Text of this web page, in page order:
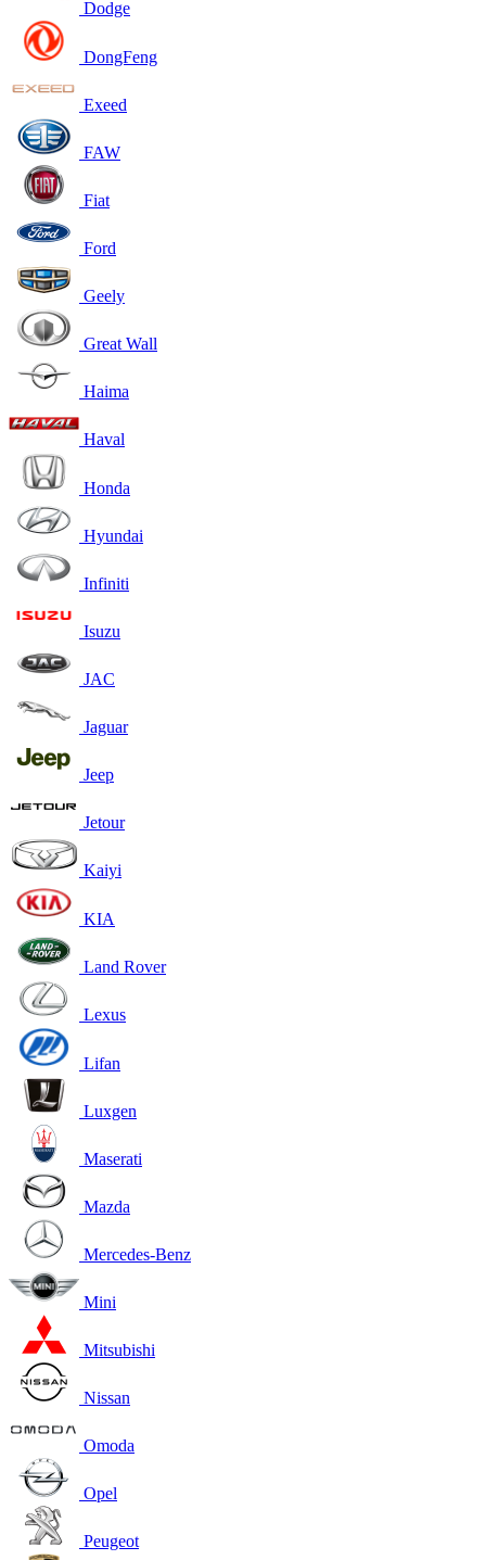
Dodge
DongFeng
Exeed
FAW
Fiat
Ford
Geely
Great Wall
Haima
Haval
Honda
Hyundai
Infiniti
Isuzu
JAC
Jaguar
Jeep
Jetour
Kaiyi
KIA
Land Rover
Lexus
Lifan
Luxgen
Maserati
Mazda
Mercedes-Benz
Mini
Mitsubishi
Nissan
Omoda
Opel
Peugeot